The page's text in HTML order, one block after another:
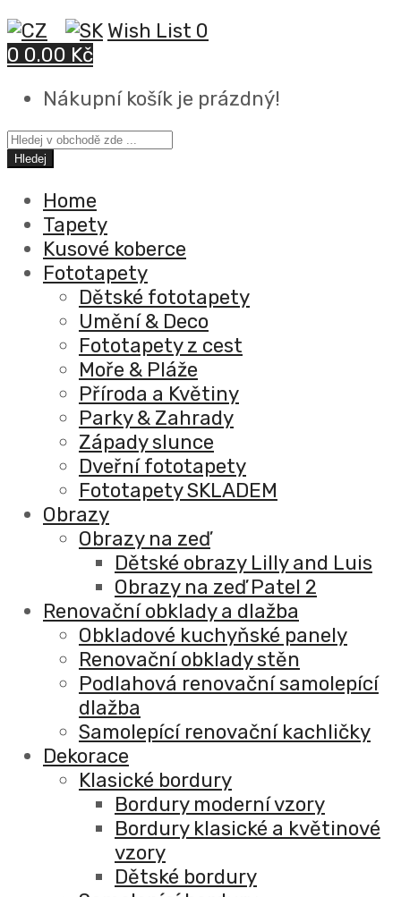
Wish List 0
0 0.00 Kč
Nákupní košík je prázdný!
Hledej
Home
Tapety
Kusové koberce
Fototapety
Dětské fototapety
Umění & Deco
Fototapety z cest
Moře & Pláže
Příroda a Květiny
Parky & Zahrady
Západy slunce
Dveřní fototapety
Fototapety SKLADEM
Obrazy
Obrazy na zeď
Dětské obrazy Lilly and Luis
Obrazy na zeď Patel 2
Renovační obklady a dlažba
Obkladové kuchyňské panely
Renovační obklady stěn
Podlahová renovační samolepící
dlažba
Samolepící renovační kachličky
Dekorace
Klasické bordury
Bordury moderní vzory
Bordury klasické a květinové
vzory
Dětské bordury